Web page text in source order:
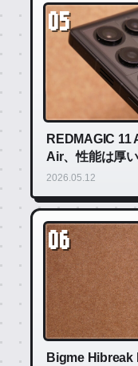
05
REDMAGIC 11
Air、性能は厚い
2026.05.12
06
Bigme Hibreak